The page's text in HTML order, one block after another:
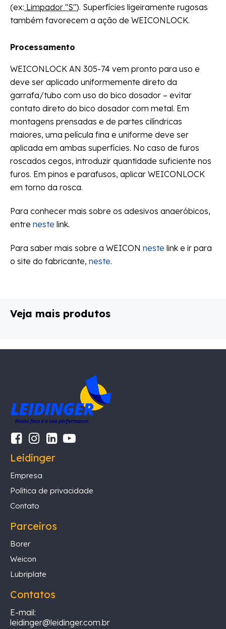
(ex: Limpador "S"). Superfícies ligeiramente rugosas
também favorecem a ação de WEICONLOCK.
Processamento
WEICONLOCK AN 305-74 vem pronto para uso e
deve ser aplicado uniformemente direto da
garrafa/tubo com uso do bico dosador – evitar
contato direto do bico dosador com metal. Em
montagens prensadas e de partes cilíndricas
maiores, uma película fina e uniforme deve ser
aplicada em ambas superfícies. No caso de furos
roscados cegos, introduzir quantidade suficiente nos
furos. Em pinos e parafusos, aplicar WEICONLOCK
em torno da rosca.
Para conhecer mais sobre os adesivos anaeróbicos,
entre neste link.
Para saber mais sobre a WEICON neste link e ir para
o site do fabricante, neste.
Veja mais produtos
Leidinger
Empresa
Política de privacidade
Contato
Parceiros
Borer
Weicon
Lubriplate
Contatos
E-mail:
leidinger@leidinger.com.br